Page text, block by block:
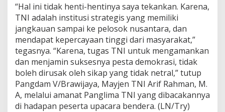
“Hal ini tidak henti-hentinya saya tekankan. Karena,
TNI adalah institusi strategis yang memiliki
jangkauan sampai ke pelosok nusantara, dan
mendapat kepercayaan tinggi dari masyarakat,”
tegasnya. “Karena, tugas TNI untuk mengamankan
dan menjamin suksesnya pesta demokrasi, tidak
boleh dirusak oleh sikap yang tidak netral,” tutup
Pangdam V/Brawijaya, Mayjen TNI Arif Rahman, M.
A, melalui amanat Panglima TNI yang dibacakannya
di hadapan peserta upacara bendera. (LN/Try)